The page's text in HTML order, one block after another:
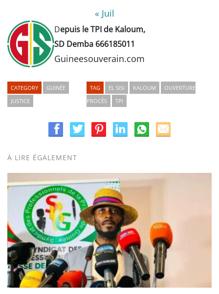
« Juil
Depuis le TPI de Kaloum,
SD Demba 666185011
Guineesouverain.com
CATEGORY
GUINÉE
JUSTICE
TAG EL SISI KALOUM
OUVERTURE
PROCÈS
TPI
À LIRE ÉGALEMENT